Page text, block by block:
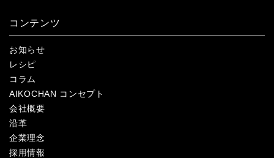
コンテンツ
お知らせ
レシピ
コラム
AIKOCHAN コンセプト
会社概要
沿革
企業理念
採用情報